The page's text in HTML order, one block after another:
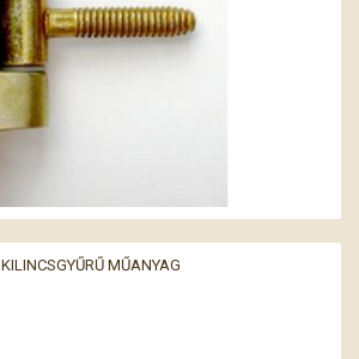
KILINCSGYŰRŰ MŰANYAG